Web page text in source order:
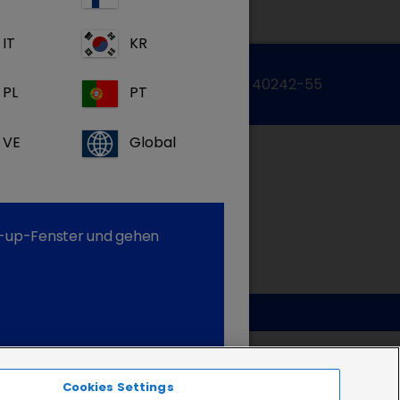
Zum Kontaktformular Tel.: 05572 / 40242-55
IT KR
PL PT
VE Global
up-Fenster und gehen
Cookies Settings